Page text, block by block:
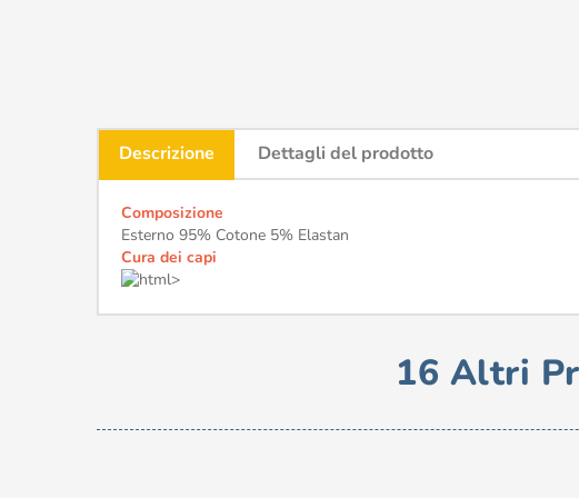
Descrizione Dettagli del prodotto
Composizione
Esterno 95% Cotone 5% Elastan
Cura dei capi
16 Altri